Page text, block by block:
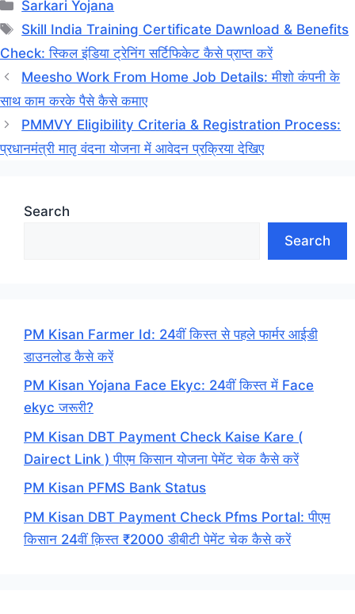
Sarkari Yojana
Tags
Skill India Training Certificate Dawnload & Benefits
Check: स्किल इंडिया ट्रेनिंग सर्टिफिकेट कैसे प्राप्त करें
Meesho Work From Home Job Details: मीशो कंपनी के
साथ काम करके पैसे कैसे कमाए
PMMVY Eligibility Criteria & Registration Process:
प्रधानमंत्री मातृ वंदना योजना में आवेदन प्रक्रिया देखिए
Search
Search
PM Kisan Farmer Id: 24वीं किस्त से पहले फार्मर आईडी
डाउनलोड कैसे करें
PM Kisan Yojana Face Ekyc: 24वीं किस्त में Face
ekyc जरूरी?
PM Kisan DBT Payment Check Kaise Kare (
Dairect Link ) पीएम किसान योजना पेमेंट चेक कैसे करें
PM Kisan PFMS Bank Status
PM Kisan DBT Payment Check Pfms Portal: पीएम
किसान 24वीं क़िस्त ₹2000 डीबीटी पेमेंट चेक कैसे करें